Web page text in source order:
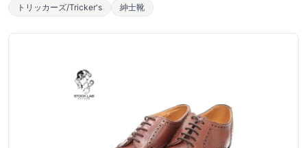
トリッカーズ/Tricker's 紳士靴